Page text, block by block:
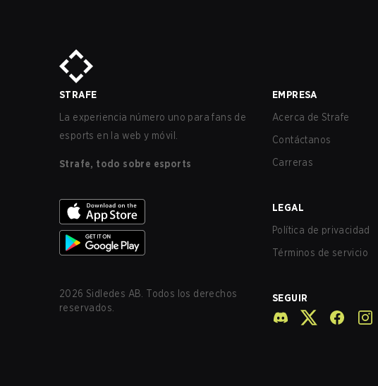
STRAFE
La experiencia número uno para fans de
esports en la web y móvil.
Strafe, todo sobre esports
2026 Sidledes AB. Todos los derechos
reservados.
EMPRESA
Acerca de Strafe
Contáctanos
Carreras
LEGAL
Política de privacidad
Términos de servicio
SEGUIR